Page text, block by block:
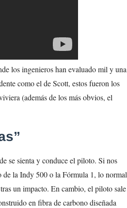
los ingenieros han evaluado mil y una
como el de Scott, estos fueron los
(además de los más obvios, el
se sienta y conduce el piloto. Si nos
de la Indy 500 o la Fórmula 1, lo normal
un impacto. En cambio, el piloto sale
en fibra de carbono diseñada